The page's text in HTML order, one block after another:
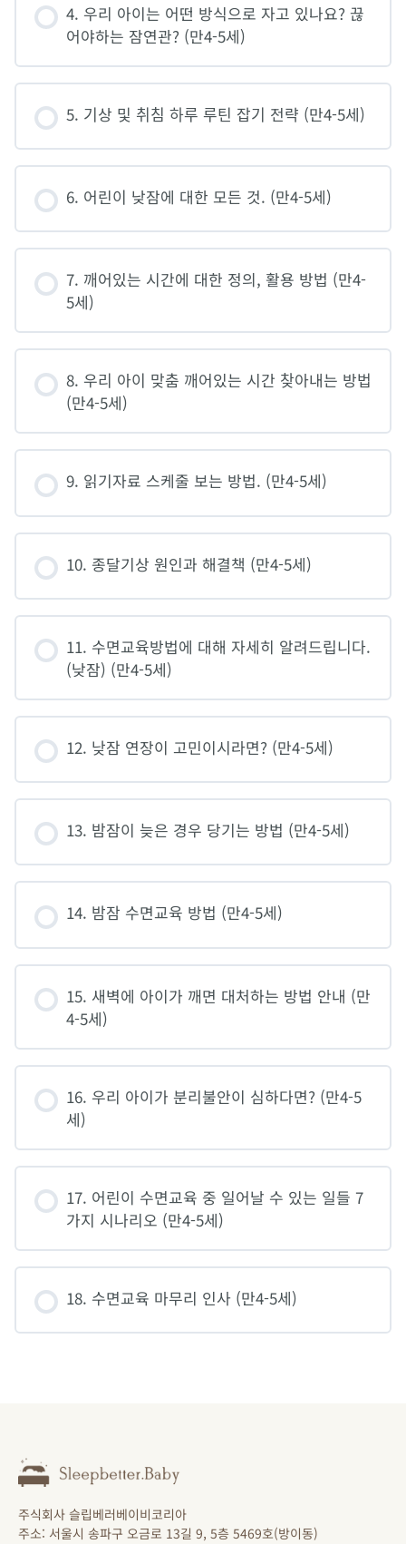
4. 우리 아이는 어떤 방식으로 자고 있나요? 끊
어야하는 잠연관? (만4-5세)
5. 기상 및 취침 하루 루틴 잡기 전략 (만4-5세)
6. 어린이 낮잠에 대한 모든 것. (만4-5세)
7. 깨어있는 시간에 대한 정의, 활용 방법 (만4-
5세)
8. 우리 아이 맞춤 깨어있는 시간 찾아내는 방법
(만4-5세)
9. 읽기자료 스케줄 보는 방법. (만4-5세)
10. 종달기상 원인과 해결책 (만4-5세)
11. 수면교육방법에 대해 자세히 알려드립니다.
(낮잠) (만4-5세)
12. 낮잠 연장이 고민이시라면? (만4-5세)
13. 밤잠이 늦은 경우 당기는 방법 (만4-5세)
14. 밤잠 수면교육 방법 (만4-5세)
15. 새벽에 아이가 깨면 대처하는 방법 안내 (만
4-5세)
16. 우리 아이가 분리불안이 심하다면? (만4-5
세)
17. 어린이 수면교육 중 일어날 수 있는 일들 7
가지 시나리오 (만4-5세)
18. 수면교육 마무리 인사 (만4-5세)
주식회사 슬립베러베이비코리아
주소: 서울시 송파구 오금로 13길 9, 5층 5469호(방이동)